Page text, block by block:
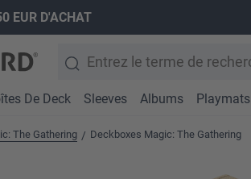
EUR D'ACHAT
De Deck Sleeves Albums Playmats
The Gathering / Deckboxes Magic: The Gathering